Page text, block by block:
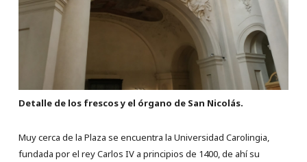
Detalle de los frescos y el órgano de San Nicolás.
Muy cerca de la Plaza se encuentra la Universidad Carolingia,
fundada por el rey Carlos IV a principios de 1400, de ahí su